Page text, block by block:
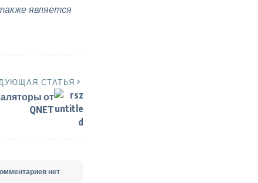
является
СТАТЬЯ
от
QNET
нет